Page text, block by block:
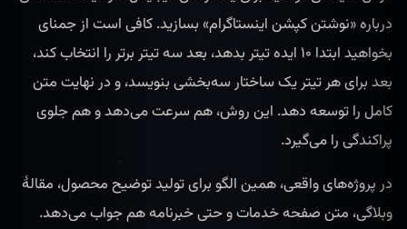
درباره «نوشتن کپشن اینستاگرام» بسازید. کافی است از جمنای
بخواهید ابتدا ۱۰ ایده تیتر بدهد، بعد سه تیتر برتر را انتخاب کند،
بعد برای هر تیتر یک ساختار سه‌بخشی بنویسد، و در نهایت متن
کامل را توسعه دهد. این روش، هم سرعت می‌دهد و هم جلوی
پراکندگی را می‌گیرد.
در پروژه‌های واقعی، همین الگو برای تولید توضیح محصول، مقالهٔ
وبلاگی، متن صفحه خدمات و حتی خبرنامه هم جواب می‌دهد.